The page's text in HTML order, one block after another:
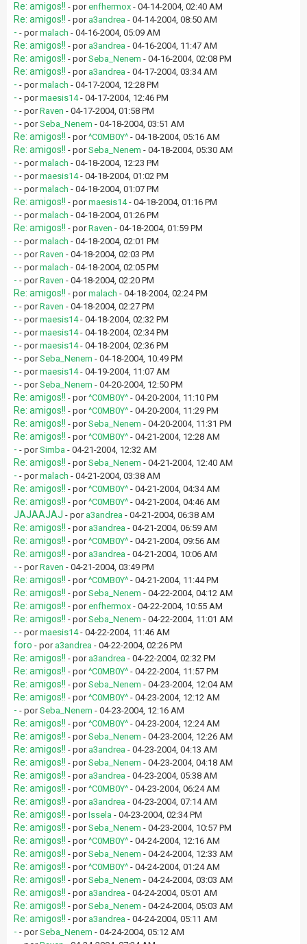
Re: amigos!! - porenfhermox - 04-14-2004, 02:40 AM
Re: amigos!! - por a3andrea - 04-14-2004, 08:50 AM
- - pormalach - 04-16-2004, 05:09 AM
Re: amigos!! - por a3andrea - 04-16-2004, 11:47 AM
Re: amigos!! - porSeba_Nenem - 04-16-2004, 02:08 PM
Re: amigos!! - por a3andrea - 04-17-2004, 03:34 AM
- - pormalach - 04-17-2004, 12:28 PM
- - pormaesis14- 04-17-2004, 12:46 PM
- - porRaven - 04-17-2004, 01:58 PM
- - porSeba_Nenem - 04-18-2004, 03:51 AM
Re: amigos!! - por^C0MB0Y^ - 04-18-2004, 05:16 AM
Re: amigos!! - porSeba_Nenem - 04-18-2004, 05:30 AM
- - pormalach - 04-18-2004, 12:23 PM
- - pormaesis14- 04-18-2004, 01:02 PM
- - pormalach - 04-18-2004, 01:07 PM
Re: amigos!! - pormaesis14- 04-18-2004, 01:16 PM
- - pormalach - 04-18-2004, 01:26 PM
Re: amigos!! - porRaven - 04-18-2004, 01:59 PM
- - pormalach - 04-18-2004, 02:01 PM
- - porRaven - 04-18-2004, 02:03 PM
- - pormalach - 04-18-2004, 02:05 PM
- - porRaven - 04-18-2004, 02:20 PM
Re: amigos!! - pormalach - 04-18-2004, 02:24 PM
- - porRaven - 04-18-2004, 02:27 PM
- - pormaesis14- 04-18-2004, 02:32 PM
- - pormaesis14- 04-18-2004, 02:34 PM
- - pormaesis14- 04-18-2004, 02:36 PM
- - porSeba_Nenem - 04-18-2004, 10:49 PM
- - pormaesis14- 04-19-2004, 11:07 AM
- - porSeba_Nenem - 04-20-2004, 12:50 PM
Re: amigos!! - por^C0MB0Y^ - 04-20-2004, 11:10 PM
Re: amigos!! - por^C0MB0Y^ - 04-20-2004, 11:29 PM
Re: amigos!! - porSeba_Nenem - 04-20-2004, 11:31 PM
Re: amigos!! - por^C0MB0Y^ - 04-21-2004, 12:28 AM
- - porSimba - 04-21-2004, 12:32 AM
Re: amigos!! - porSeba_Nenem - 04-21-2004, 12:40 AM
- - pormalach - 04-21-2004, 03:38 AM
Re: amigos!! - por^C0MB0Y^ - 04-21-2004, 04:34 AM
Re: amigos!! - por^C0MB0Y^ - 04-21-2004, 04:46 AM
JAJAAJAJ - por a3andrea - 04-21-2004, 06:38 AM
Re: amigos!! - por a3andrea - 04-21-2004, 06:59 AM
Re: amigos!! - por^C0MB0Y^ - 04-21-2004, 09:56 AM
Re: amigos!! - por a3andrea - 04-21-2004, 10:06 AM
- - porRaven - 04-21-2004, 03:49 PM
Re: amigos!! - por^C0MB0Y^ - 04-21-2004, 11:44 PM
Re: amigos!! - porSeba_Nenem - 04-22-2004, 04:12 AM
Re: amigos!! - porenfhermox - 04-22-2004, 10:55 AM
Re: amigos!! - porSeba_Nenem - 04-22-2004, 11:01 AM
- - pormaesis14- 04-22-2004, 11:46 AM
foro - por a3andrea - 04-22-2004, 02:26 PM
Re: amigos!! - por a3andrea - 04-22-2004, 02:32 PM
Re: amigos!! - por^C0MB0Y^ - 04-22-2004, 11:57 PM
Re: amigos!! - porSeba_Nenem - 04-23-2004, 12:04 AM
Re: amigos!! - por^C0MB0Y^ - 04-23-2004, 12:12 AM
- - porSeba_Nenem - 04-23-2004, 12:16 AM
Re: amigos!! - por^C0MB0Y^ - 04-23-2004, 12:24 AM
Re: amigos!! - porSeba_Nenem - 04-23-2004, 12:26 AM
Re: amigos!! - por a3andrea - 04-23-2004, 04:13 AM
Re: amigos!! - porSeba_Nenem - 04-23-2004, 04:18 AM
Re: amigos!! - por a3andrea - 04-23-2004, 05:38 AM
Re: amigos!! - por^C0MB0Y^ - 04-23-2004, 06:24 AM
Re: amigos!! - por a3andrea - 04-23-2004, 07:14 AM
Re: amigos!! - porIssela - 04-23-2004, 02:34 PM
Re: amigos!! - porSeba_Nenem - 04-23-2004, 10:57 PM
Re: amigos!! - por^C0MB0Y^ - 04-24-2004, 12:16 AM
Re: amigos!! - porSeba_Nenem - 04-24-2004, 12:33 AM
Re: amigos!! - por^C0MB0Y^ - 04-24-2004, 01:24 AM
Re: amigos!! - porSeba_Nenem - 04-24-2004, 03:03 AM
Re: amigos!! - por a3andrea - 04-24-2004, 05:01 AM
Re: amigos!! - porSeba_Nenem - 04-24-2004, 05:03 AM
Re: amigos!! - por a3andrea - 04-24-2004, 05:11 AM
- - porSeba_Nenem - 04-24-2004, 05:12 AM